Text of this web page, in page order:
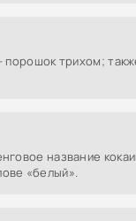
трихом;
название
«белый».